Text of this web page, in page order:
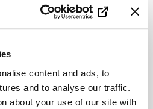
content and ads, to
and to analyse our traffic.
about your use of our site with
i
Nationellt metodstöd (NMT)
som Länsstyrelserna samordnar.